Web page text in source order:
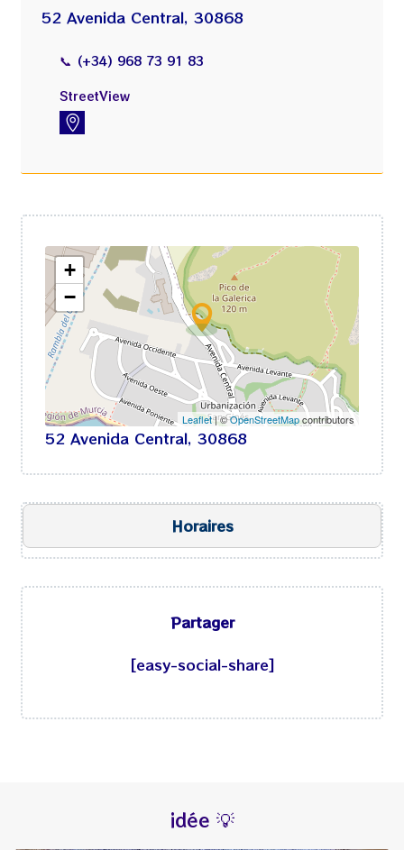
52 Avenida Central, 30868
📞 (+34) 968 73 91 83
StreetView
+
−
Leaflet| ©OpenStreetMapcontributors
52 Avenida Central, 30868
Horaires
Ouvert aujourd’hui
20h00
Partager
[easy-social-share]
idée 💡